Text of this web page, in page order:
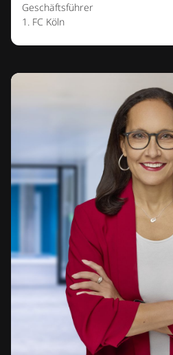
Geschäftsführer
1. FC Köln